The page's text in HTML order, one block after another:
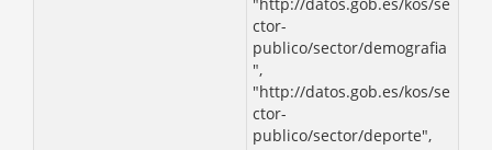
ctor-
publico/sector/demografia
",
"http://datos.gob.es/kos/se
ctor-
publico/sector/deporte",